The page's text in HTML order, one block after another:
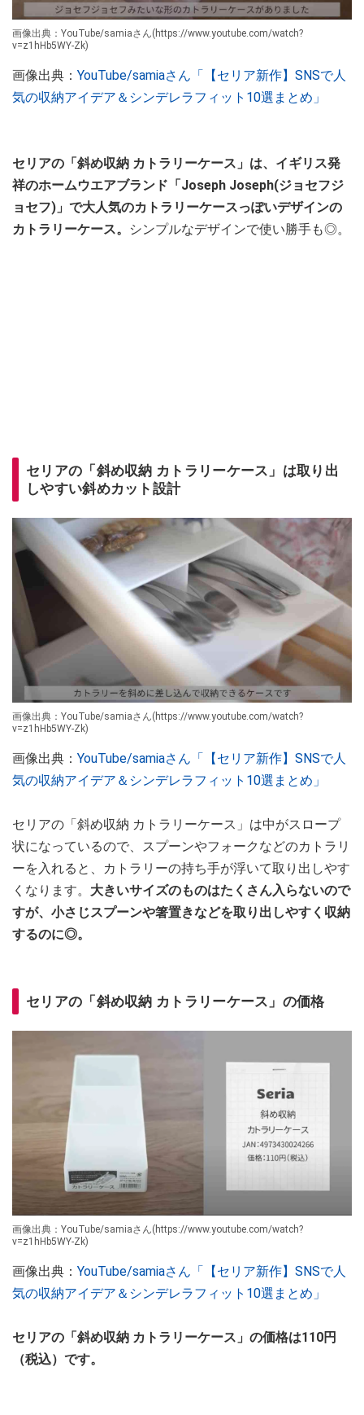
画像出典：YouTube/samiaさん(https://www.youtube.com/watch?
v=z1hHb5WY-Zk)
画像出典： YouTube/samiaさん「【セリア新作】SNSで人
気の収納アイデア＆シンデレラフィット10選まとめ」
セリアの「斜め収納 カトラリーケース」は、イギリス発
祥のホームウエアブランド「Joseph Joseph(ジョセフジ
ョセフ)」で大人気のカトラリーケースっぽいデザインの
カトラリーケース。
シンプルなデザインで使い勝手も◎。
セリアの「斜め収納 カトラリーケース」は取り出
しやすい斜めカット設計
画像出典：YouTube/samiaさん(https://www.youtube.com/watch?
v=z1hHb5WY-Zk)
画像出典： YouTube/samiaさん「【セリア新作】SNSで人
気の収納アイデア＆シンデレラフィット10選まとめ」
セリアの「斜め収納 カトラリーケース」は中がスロープ
状になっているので、スプーンやフォークなどのカトラリ
ーを入れると、カトラリーの持ち手が浮いて取り出しやす
くなります。 大きいサイズのものはたくさん入らないので
すが、小さじスプーンや箸置きなどを取り出しやすく収納
するのに◎。
セリアの「斜め収納 カトラリーケース」の価格
画像出典：YouTube/samiaさん(https://www.youtube.com/watch?
v=z1hHb5WY-Zk)
画像出典： YouTube/samiaさん「【セリア新作】SNSで人
気の収納アイデア＆シンデレラフィット10選まとめ」
セリアの「斜め収納 カトラリーケース」の価格は110円
（税込）です。